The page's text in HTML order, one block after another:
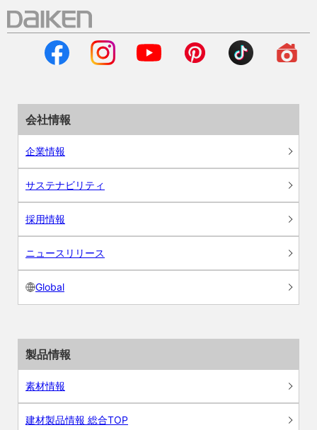
会社情報
企業情報
サステナビリティ
採用情報
ニュースリリース
Global
製品情報
素材情報
建材製品情報 総合TOP